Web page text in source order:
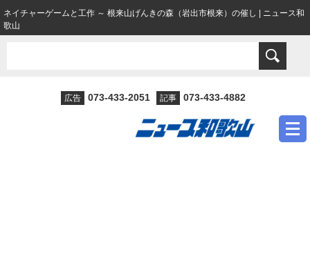
ネイチャーゲームと工作 ～ 根来山げんきの森（岩出市根来）の催し | ニュース和
歌山
広告 073-433-2051 記事 073-433-4882